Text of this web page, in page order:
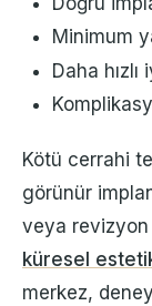
Minimum
Daha hızlı
Kötü cerrahi
görünür
veya revizyon
küresel
merkez,